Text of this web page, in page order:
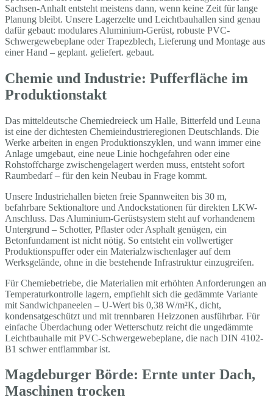
Sachsen-Anhalt entsteht meistens dann, wenn keine Zeit für lange
Planung bleibt. Unsere Lagerzelte und Leichtbauhallen sind genau
dafür gebaut: modulares Aluminium-Gerüst, robuste PVC-
Schwergewebeplane oder Trapezblech, Lieferung und Montage aus
einer Hand – geplant. geliefert. gebaut.
Chemie und Industrie: Pufferfläche im
Produktionstakt
Das mitteldeutsche Chemiedreieck um Halle, Bitterfeld und Leuna
ist eine der dichtesten Chemieindustrieregionen Deutschlands. Die
Werke arbeiten in engen Produktionszyklen, und wann immer eine
Anlage umgebaut, eine neue Linie hochgefahren oder eine
Rohstoffcharge zwischengelagert werden muss, entsteht sofort
Raumbedarf – für den kein Neubau in Frage kommt.
Unsere Industriehallen bieten freie Spannweiten bis 30 m,
befahrbare Sektionaltore und Andockstationen für direkten LKW-
Anschluss. Das Aluminium-Gerüstsystem steht auf vorhandenem
Untergrund – Schotter, Pflaster oder Asphalt genügen, ein
Betonfundament ist nicht nötig. So entsteht ein vollwertiger
Produktionspuffer oder ein Materialzwischenlager auf dem
Werksgelände, ohne in die bestehende Infrastruktur einzugreifen.
Für Chemiebetriebe, die Materialien mit erhöhten Anforderungen an
Temperaturkontrolle lagern, empfiehlt sich die gedämmte Variante
mit Sandwichpaneelen – U-Wert bis 0,38 W/m²K, dicht,
kondensatgeschützt und mit trennbaren Heizzonen ausführbar. Für
einfache Überdachung oder Wetterschutz reicht die ungedämmte
Leichtbauhalle mit PVC-Schwergewebeplane, die nach DIN 4102-
B1 schwer entflammbar ist.
Magdeburger Börde: Ernte unter Dach,
Maschinen trocken